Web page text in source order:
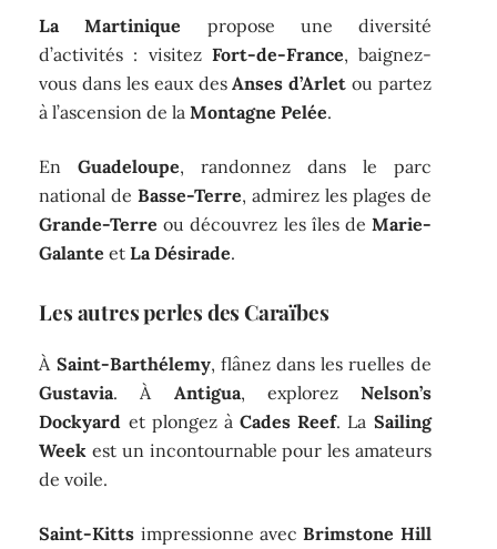
La Martinique propose une diversité
d’activités : visitez Fort-de-France, baignez-
vous dans les eaux desAnses d’Arlet ou partez
à l’ascension de laMontagne Pelée.
EnGuadeloupe, randonnez dans le parc
national deBasse-Terre, admirez les plages de
Grande-Terre ou découvrez les îles de Marie-
Galante etLa Désirade.
Les autres perles des Caraïbes
À Saint-Barthélemy, flânez dans les ruelles de
Gustavia. À Antigua, explorez Nelson’s
Dockyard et plongez àCades Reef. La Sailing
Week est un incontournable pour les amateurs
de voile.
Saint-Kitts impressionne avecBrimstone Hill